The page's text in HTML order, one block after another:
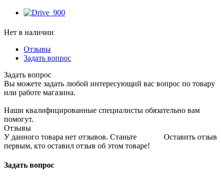
Нет в наличии
Отзывы
Задать вопрос
Задать вопрос
Вы можете задать любой интересующий вас вопрос по товару
или работе магазина.
Наши квалифицированные специалисты обязательно вам
помогут.
Отзывы
Оставить отзыв
У данного товара нет отзывов. Станьте
первым, кто оставил отзыв об этом товаре!
Задать вопрос